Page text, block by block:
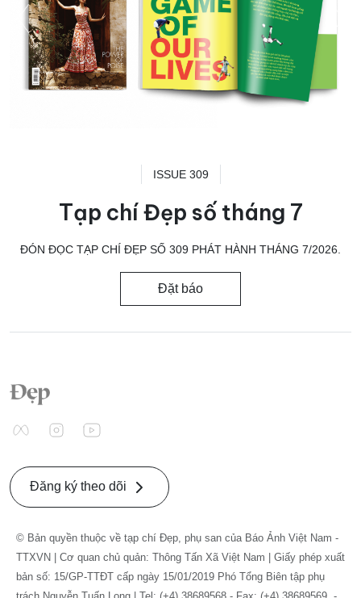
ISSUE 309
Tạp chí Đẹp số tháng 7
ĐÓN ĐỌC TẠP CHÍ ĐẸP SỐ 309 PHÁT HÀNH THÁNG 7/2026.
Đặt báo
Đăng ký theo dõi
© Bản quyền thuộc về tạp chí Đẹp, phụ san của Báo Ảnh Việt Nam -
TTXVN | Cơ quan chủ quản: Thông Tấn Xã Việt Nam | Giấy phép xuất
bản số: 15/GP-TTĐT cấp ngày 15/01/2019 Phó Tổng Biên tập phụ